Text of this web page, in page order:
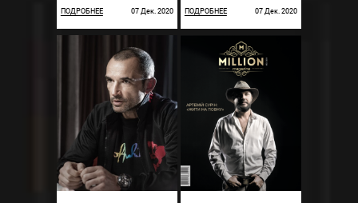
ПОДРОБНЕЕ
07 Дек. 2020 ПОДРОБНЕЕ 07 Дек. 2020